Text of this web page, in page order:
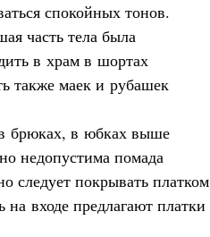
спокойных тонов.
часть тела была
в храм в шортах
также маек и рубашек
брюках, в юбках выше
недопустима помада
следует покрывать платком
входе предлагают платки